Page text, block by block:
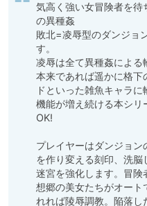
気高く強い女冒険者を待
の異種姦
敗北=凌辱型のダンジョ
す。
凌辱は全て異種姦による
本来であれば遥かに格
ドといった雑魚キャラに
機能が増え続ける本シリ
OK!
プレイヤーはダンジョ
を作り変える刻印、洗脳
迷宮を強化します。冒険
想郷の美女たちがオート
れれば陵辱調教。陥落し